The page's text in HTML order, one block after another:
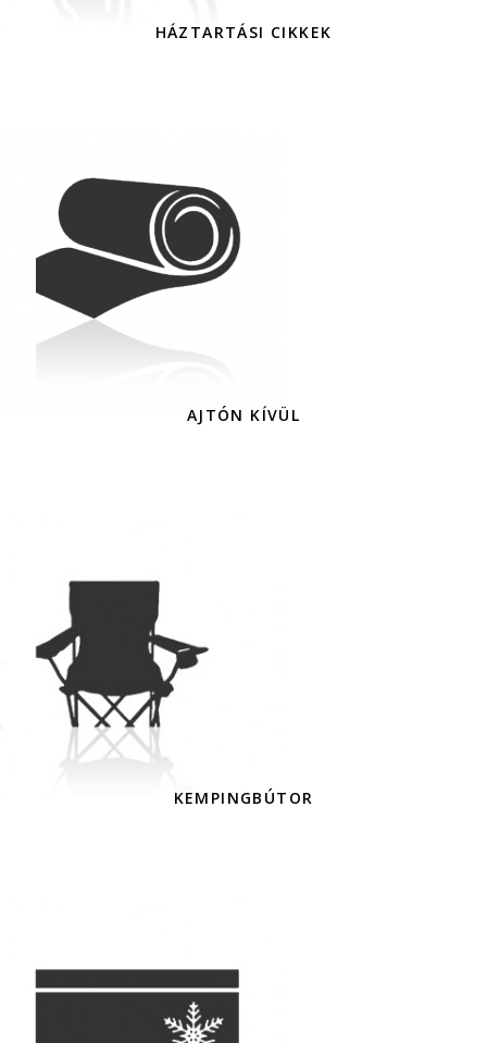
HÁZTARTÁSI CIKKEK
AJTÓN KÍVÜL
KEMPINGBÚTOR